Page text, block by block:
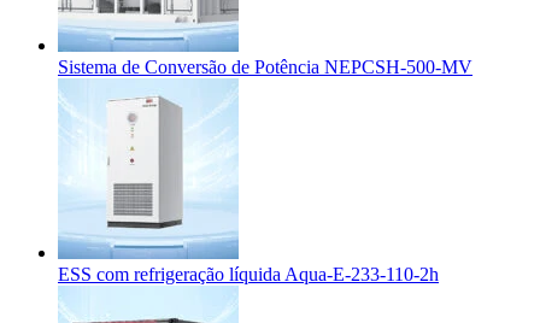
Sistema de Conversão de Potência NEPCSH-500-MV
ESS com refrigeração líquida Aqua-E-233-110-2h